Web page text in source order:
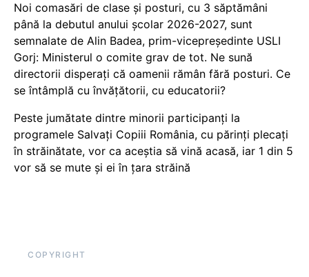
Noi comasări de clase și posturi, cu 3 săptămâni
până la debutul anului școlar 2026-2027, sunt
semnalate de Alin Badea, prim-vicepreședinte USLI
Gorj: Ministerul o comite grav de tot. Ne sună
directorii disperați că oamenii rămân fără posturi. Ce
se întâmplă cu învățătorii, cu educatorii?
Peste jumătate dintre minorii participanți la
programele Salvați Copiii România, cu părinți plecați
în străinătate, vor ca aceștia să vină acasă, iar 1 din 5
vor să se mute și ei în țara străină
COPYRIGHT